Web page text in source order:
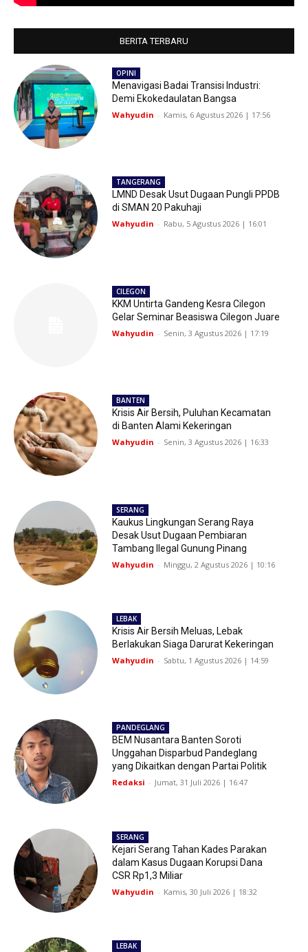
BERITA TERBARU
OPINI
Menavigasi Badai Transisi Industri:
Demi Ekokedaulatan Bangsa
Wahyudin - Kamis, 6 Agustus 2026 | 17:56
TANGERANG
LMND Desak Usut Dugaan Pungli PPDB
di SMAN 20 Pakuhaji
Wahyudin - Rabu, 5 Agustus 2026 | 16:01
CILEGON
KKM Untirta Gandeng Kesra Cilegon
Gelar Seminar Beasiswa Cilegon Juare
Wahyudin - Senin, 3 Agustus 2026 | 17:19
BANTEN
Krisis Air Bersih, Puluhan Kecamatan
di Banten Alami Kekeringan
Wahyudin - Senin, 3 Agustus 2026 | 16:33
SERANG
Kaukus Lingkungan Serang Raya
Desak Usut Dugaan Pembiaran
Tambang Ilegal Gunung Pinang
Wahyudin - Minggu, 2 Agustus 2026 | 10:16
LEBAK
Krisis Air Bersih Meluas, Lebak
Berlakukan Siaga Darurat Kekeringan
Wahyudin - Sabtu, 1 Agustus 2026 | 14:59
PANDEGLANG
BEM Nusantara Banten Soroti
Unggahan Disparbud Pandeglang
yang Dikaitkan dengan Partai Politik
Redaksi - Jumat, 31 Juli 2026 | 16:47
SERANG
Kejari Serang Tahan Kades Parakan
dalam Kasus Dugaan Korupsi Dana
CSR Rp1,3 Miliar
Wahyudin - Kamis, 30 Juli 2026 | 18:32
LEBAK